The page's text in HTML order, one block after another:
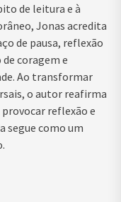
de leitura e à
Jonas acredita
de pausa, reflexão
coragem e
Ao transformar
o autor reafirma
reflexão e
segue como um